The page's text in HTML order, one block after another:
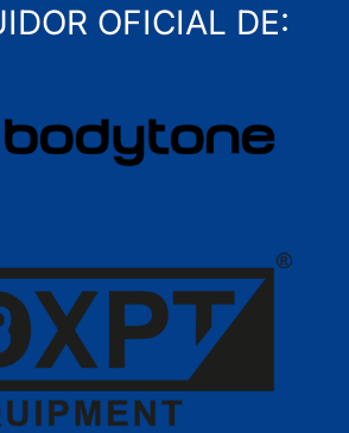
OFICIAL DE: